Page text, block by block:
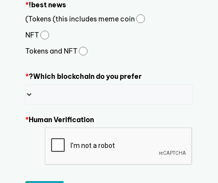
best news!
*
Tokens (this includes meme coin)
NFT
Tokens and NFT
Which blockchain do you prefer?
*
Human Verification
*